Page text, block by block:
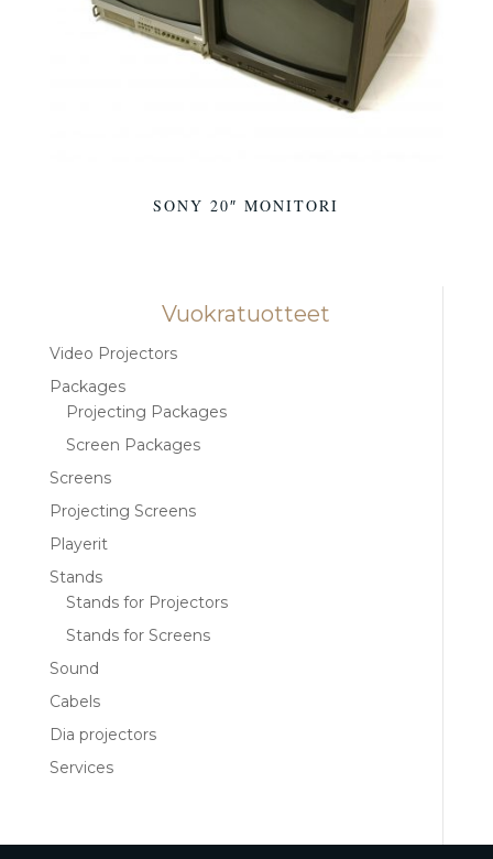
SONY 20″ MONITORI
Vuokratuotteet
Video Projectors
Packages
Projecting Packages
Screen Packages
Screens
Projecting Screens
Playerit
Stands
Stands for Projectors
Stands for Screens
Sound
Cabels
Dia projectors
Services